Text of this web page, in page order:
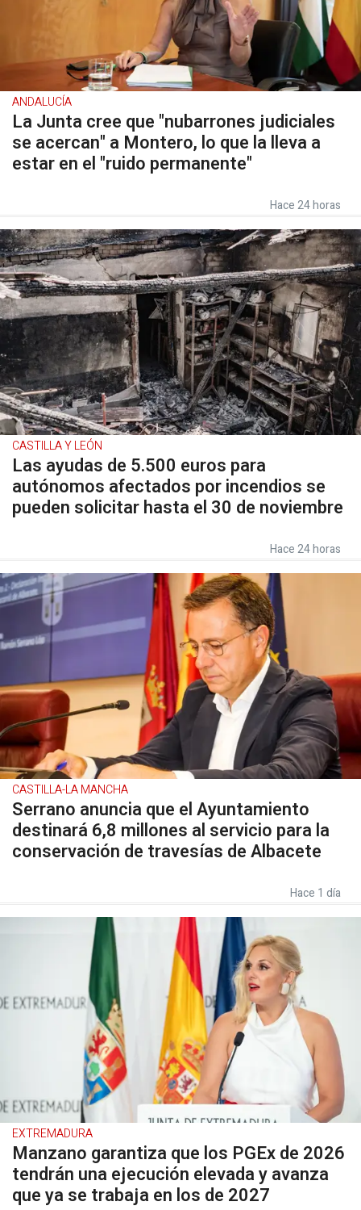
ANDALUCÍA
La Junta cree que "nubarrones judiciales
se acercan" a Montero, lo que la lleva a
estar en el "ruido permanente"
Hace 24 horas
CASTILLA Y LEÓN
Las ayudas de 5.500 euros para
autónomos afectados por incendios se
pueden solicitar hasta el 30 de noviembre
Hace 24 horas
CASTILLA-LA MANCHA
Serrano anuncia que el Ayuntamiento
destinará 6,8 millones al servicio para la
conservación de travesías de Albacete
Hace 1 día
EXTREMADURA
Manzano garantiza que los PGEx de 2026
tendrán una ejecución elevada y avanza
que ya se trabaja en los de 2027